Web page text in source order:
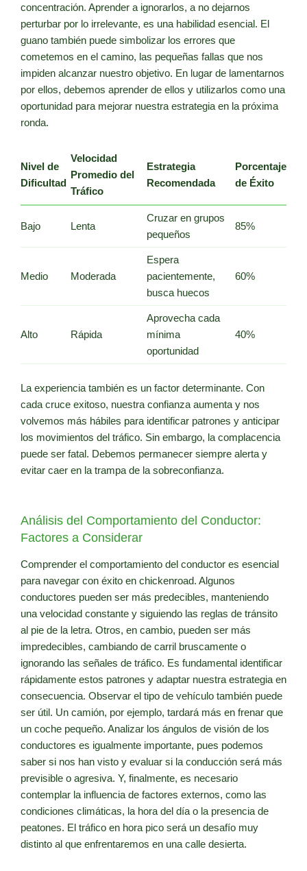
concentración. Aprender a ignorarlos, a no dejarnos
perturbar por lo irrelevante, es una habilidad esencial. El
guano también puede simbolizar los errores que
cometemos en el camino, las pequeñas fallas que nos
impiden alcanzar nuestro objetivo. En lugar de lamentarnos
por ellos, debemos aprender de ellos y utilizarlos como una
oportunidad para mejorar nuestra estrategia en la próxima
ronda.
Nivel de
Dificultad
Velocidad
Promedio del
Tráfico
Estrategia
Recomendada
Porcentaje
de Éxito
Bajo Lenta
Cruzar en grupos
pequeños
85%
Medio Moderada
Espera
pacientemente,
busca huecos
60%
Alto Rápida
Aprovecha cada
mínima
oportunidad
40%
La experiencia también es un factor determinante. Con
cada cruce exitoso, nuestra confianza aumenta y nos
volvemos más hábiles para identificar patrones y anticipar
los movimientos del tráfico. Sin embargo, la complacencia
puede ser fatal. Debemos permanecer siempre alerta y
evitar caer en la trampa de la sobreconfianza.
Análisis del Comportamiento del Conductor:
Factores a Considerar
Comprender el comportamiento del conductor es esencial
para navegar con éxito en chickenroad. Algunos
conductores pueden ser más predecibles, manteniendo
una velocidad constante y siguiendo las reglas de tránsito
al pie de la letra. Otros, en cambio, pueden ser más
impredecibles, cambiando de carril bruscamente o
ignorando las señales de tráfico. Es fundamental identificar
rápidamente estos patrones y adaptar nuestra estrategia en
consecuencia. Observar el tipo de vehículo también puede
ser útil. Un camión, por ejemplo, tardará más en frenar que
un coche pequeño. Analizar los ángulos de visión de los
conductores es igualmente importante, pues podemos
saber si nos han visto y evaluar si la conducción será más
previsible o agresiva. Y, finalmente, es necesario
contemplar la influencia de factores externos, como las
condiciones climáticas, la hora del día o la presencia de
peatones. El tráfico en hora pico será un desafío muy
distinto al que enfrentaremos en una calle desierta.